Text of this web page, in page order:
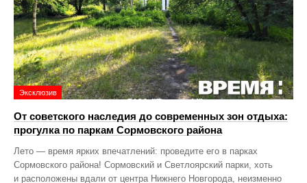
Эксклюзив
От советского наследия до современных зон отдыха:
прогулка по паркам Сормовского района
Лето — время ярких впечатлений: проведите его в парках
Сормовского района! Сормовский и Светлоярский парки, хоть
и расположены вдали от центра Нижнего Новгорода, неизменно